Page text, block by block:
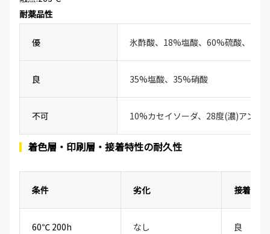
耐薬品性
優 氷酢酸、18%塩酸、60%硫酸、
良 35%塩酸、35%硝酸
不可 10%カセイソーダ、28度(濃)アンモ
着色層・印刷層・接着特性の耐久性
条件 劣化 接着性
60℃ 200h なし 良